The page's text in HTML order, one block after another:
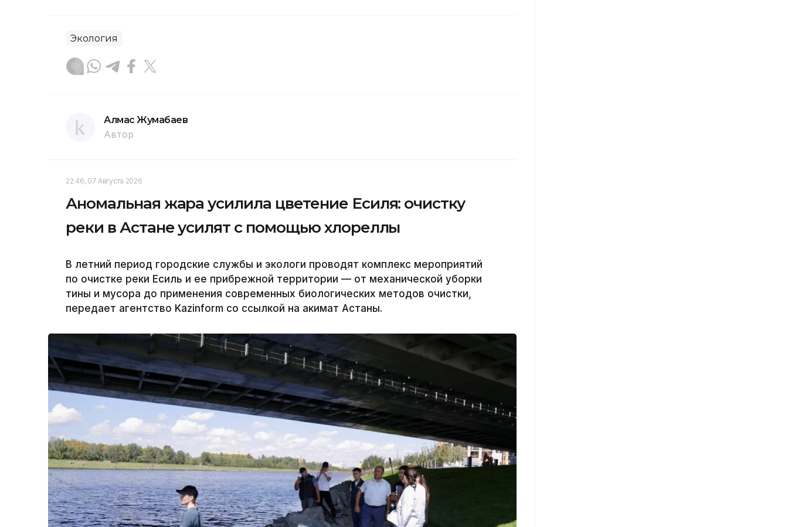
Экология
Алмас Жумабаев
Автор
22:46, 07 Августа 2026
Аномальная жара усилила цветение Есиля: очистку
реки в Астане усилят с помощью хлореллы
В летний период городские службы и экологи проводят комплекс мероприятий
по очистке реки Есиль и ее прибрежной территории — от механической уборки
тины и мусора до применения современных биологических методов очистки,
передает агентство Kazinform со ссылкой на акимат Астаны.